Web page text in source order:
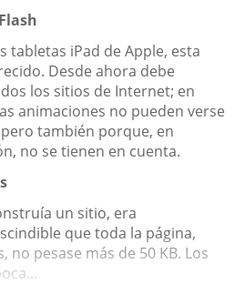
tabletas iPad de Apple, esta
Desde ahora debe
los sitios de Internet; en
animaciones no pueden verse
también porque, en
no se tienen en cuenta.
un sitio, era
que toda la página,
no pesase más de 50 KB. Los